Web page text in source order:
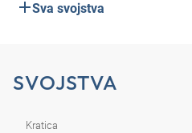
Sva svojstva
SVOJSTVA
Kratica